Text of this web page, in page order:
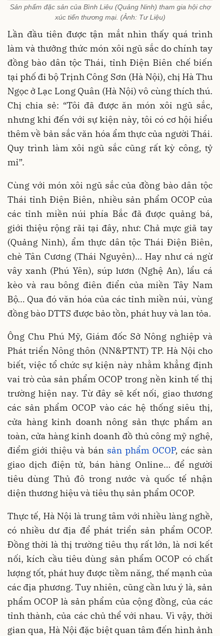
Sản phẩm đặc sản của Bình Liêu (Quảng Ninh) tham gia hội chợ
xúc tiến thương mại. (Ảnh: Tư Liệu)
Lần đầu tiên được tận mắt nhìn thấy quá trình
làm và thưởng thức món xôi ngũ sắc do chính tay
đồng bào dân tộc Thái, tỉnh Điện Biên chế biến
tại phố đi bộ Trịnh Công Sơn (Hà Nội), chị Hà Thu
Ngọc ở Lạc Long Quân (Hà Nội) vô cùng thích thú.
Chị chia sẻ: “Tôi đã được ăn món xôi ngũ sắc,
nhưng khi đến với sự kiện này, tôi có cơ hội hiểu
thêm về bản sắc văn hóa ẩm thực của người Thái.
Quy trình làm xôi ngũ sắc cũng rất kỳ công, tỷ
mỉ”.
Cùng với món xôi ngũ sắc của đồng bào dân tộc
Thái tỉnh Điện Biên, nhiều sản phẩm OCOP của
các tỉnh miền núi phía Bắc đã được quảng bá,
giới thiệu rộng rãi tại đây, như: Chả mực giã tay
(Quảng Ninh), ẩm thực dân tộc Thái Điện Biên,
chè Tân Cương (Thái Nguyên)… Hay như cá ngừ
vây xanh (Phú Yên), súp lươn (Nghệ An), lẩu cá
kèo và rau bông điên điển của miền Tây Nam
Bộ… Qua đó văn hóa của các tỉnh miền núi, vùng
đồng bào DTTS được bảo tồn, phát huy và lan tỏa.
Ông Chu Phú Mỹ, Giám đốc Sở Nông nghiệp và
Phát triển Nông thôn (NN&PTNT) TP. Hà Nội cho
biết, việc tổ chức sự kiện này nhằm khẳng định
vai trò của sản phẩm OCOP trong nền kinh tế thị
trường hiện nay. Từ đây sẽ kết nối, giao thương
các sản phẩm OCOP vào các hệ thống siêu thị,
cửa hàng kinh doanh nông sản thực phẩm an
toàn, cửa hàng kinh doanh đồ thủ công mỹ nghệ,
điểm giới thiệu và bán sản phẩm OCOP, các sàn
giao dịch điện tử, bán hàng Online… để người
tiêu dùng Thủ đô trong nước và quốc tế nhận
diện thương hiệu và tiêu thụ sản phẩm OCOP.
Thực tế, Hà Nội là trung tâm với nhiều làng nghề,
có nhiều dư địa để phát triển sản phẩm OCOP.
Đồng thời là thị trường tiêu thụ rất lớn, là nơi kết
nối, kích cầu tiêu dùng sản phẩm OCOP có chất
lượng tốt, phát huy được tiềm năng, thế mạnh của
các địa phương. Tuy nhiên, cũng cần lưu ý là, sản
phẩm OCOP là sản phẩm của cộng đồng, của các
tỉnh thành, của các chủ thể với nhau. Vì vậy, thời
gian qua, Hà Nội đặc biệt quan tâm đến hình ảnh